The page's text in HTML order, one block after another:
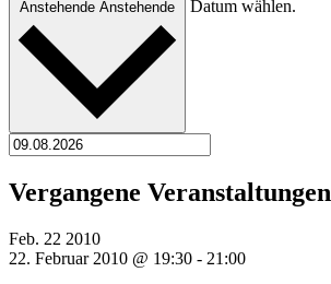
Anstehende Anstehende Datum wählen.
Vergangene Veranstaltungen
Feb. 22 2010
22. Februar 2010 @ 19:30 - 21:00